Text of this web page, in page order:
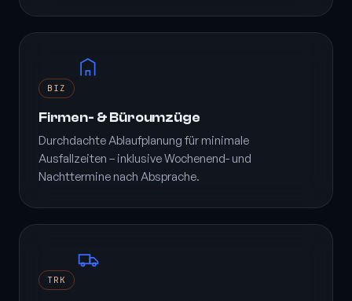
BIZ
Firmen- & Büroumzüge
Durchdachte Ablaufplanung für minimale
Ausfallzeiten – inklusive Wochenend- und
Nachttermine nach Absprache.
TRK